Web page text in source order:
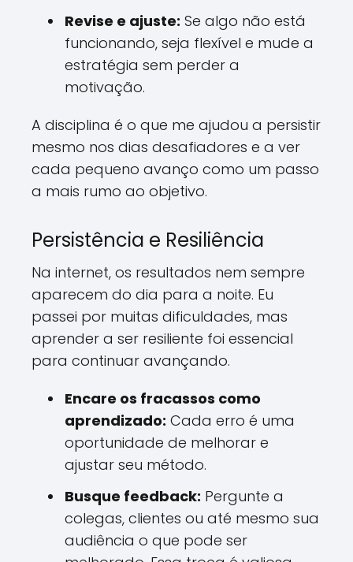
Revise e ajuste: Se algo não está
funcionando, seja flexível e mude a
estratégia sem perder a
motivação.
A disciplina é o que me ajudou a persistir
mesmo nos dias desafiadores e a ver
cada pequeno avanço como um passo
a mais rumo ao objetivo.
Persistência e Resiliência
Na internet, os resultados nem sempre
aparecem do dia para a noite. Eu
passei por muitas dificuldades, mas
aprender a ser resiliente foi essencial
para continuar avançando.
Encare os fracassos como
aprendizado: Cada erro é uma
oportunidade de melhorar e
ajustar seu método.
Busque feedback: Pergunte a
colegas, clientes ou até mesmo sua
audiência o que pode ser